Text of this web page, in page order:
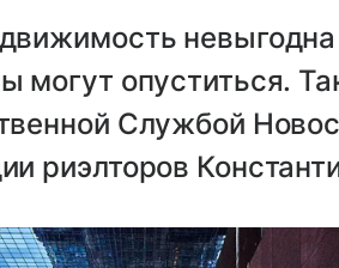
могут опуститься.
Службой
риэлторов